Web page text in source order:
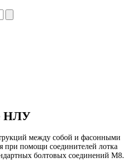
НЛУ
между собой и фасонными
при помощи соединителей лотка
болтовых соединений М8.